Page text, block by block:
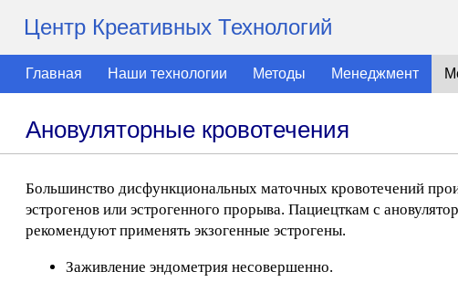
Центр Креативных Технологий
Главная Наши технологии Методы Менеджмент
Ановуляторные кровотечения
Большинство дисфункциональных маточных кровотечений
эстрогенов или эстрогенного прорыва. Пациецткам с
рекомендуют применять экзогенные эстрогены.
Заживление эндометрия несовершенно.